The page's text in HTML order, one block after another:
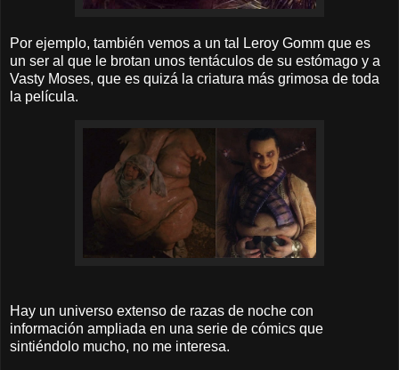
Por ejemplo, también vemos a un tal Leroy Gomm que es
un ser al que le brotan unos tentáculos de su estómago y a
Vasty Moses, que es quizá la criatura más grimosa de toda
la película.
Hay un universo extenso de razas de noche con
información ampliada en una serie de cómics que
sintiéndolo mucho, no me interesa.